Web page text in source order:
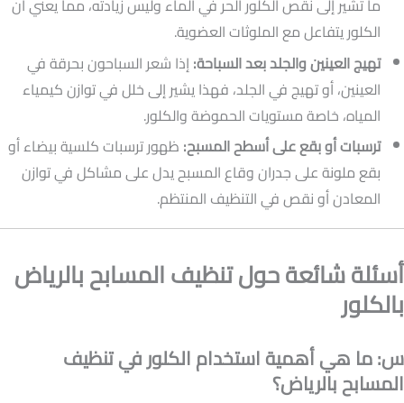
ما تشير إلى نقص الكلور الحر في الماء وليس زيادته، مما يعني أن
الكلور يتفاعل مع الملوثات العضوية.
تهيج العينين والجلد بعد السباحة:إذا شعر السباحون بحرقة في
العينين، أو تهيج في الجلد، فهذا يشير إلى خلل في توازن كيمياء
المياه، خاصة مستويات الحموضة والكلور.
ترسبات أو بقع على أسطح المسبح: ظهور ترسبات كلسية بيضاء أو
بقع ملونة على جدران وقاع المسبح يدل على مشاكل في توازن
المعادن أو نقص في التنظيف المنتظم.
أسئلة شائعة حول تنظيف المسابح بالرياض
بالكلور
س: ما هي أهمية استخدام الكلور في تنظيف
المسابح بالرياض؟